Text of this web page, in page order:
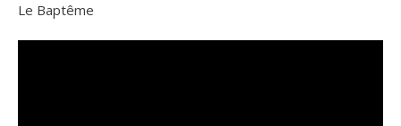
Le Baptême